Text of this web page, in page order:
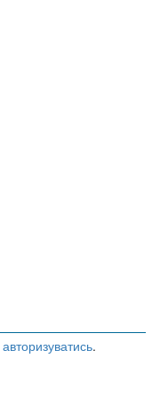
авторизуватись.